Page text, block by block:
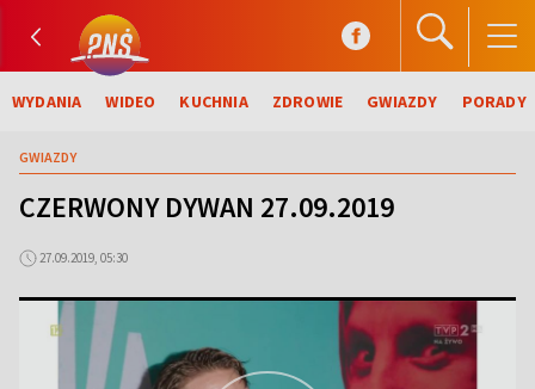
WYDANIA WIDEO KUCHNIA ZDROWIE GWIAZDY PORADY
GWIAZDY
CZERWONY DYWAN 27.09.2019
27.09.2019, 05:30